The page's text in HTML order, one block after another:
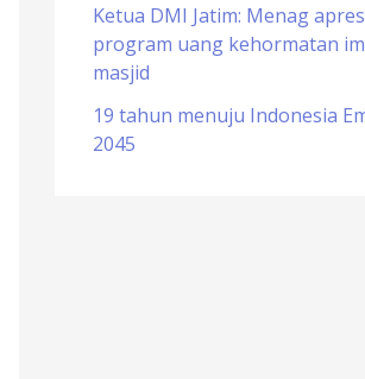
Ketua DMI Jatim: Menag
program uang kehormatan
masjid
19 tahun menuju Indonesia
2045